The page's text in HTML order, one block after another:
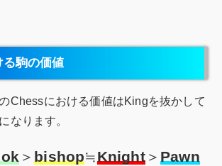
駒の価値
Chessにおける価値はKingを抜かして
なります。
＞ bishop≒Knight＞ Pawn